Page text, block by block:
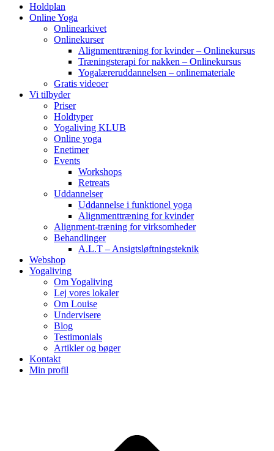
Holdplan
Online Yoga
Onlinearkivet
Onlinekurser
Alignmenttræning for kvinder – Onlinekursus
Træningsterapi for nakken – Onlinekursus
Yogalæreruddannelsen – onlinemateriale
Gratis videoer
Vi tilbyder
Priser
Holdtyper
Yogaliving KLUB
Online yoga
Enetimer
Events
Workshops
Retreats
Uddannelser
Uddannelse i funktionel yoga
Alignmenttræning for kvinder
Alignment-træning for virksomheder
Behandlinger
A.L.T – Ansigtsløftningsteknik
Webshop
Yogaliving
Om Yogaliving
Lej vores lokaler
Om Louise
Undervisere
Blog
Testimonials
Artikler og bøger
Kontakt
Min profil